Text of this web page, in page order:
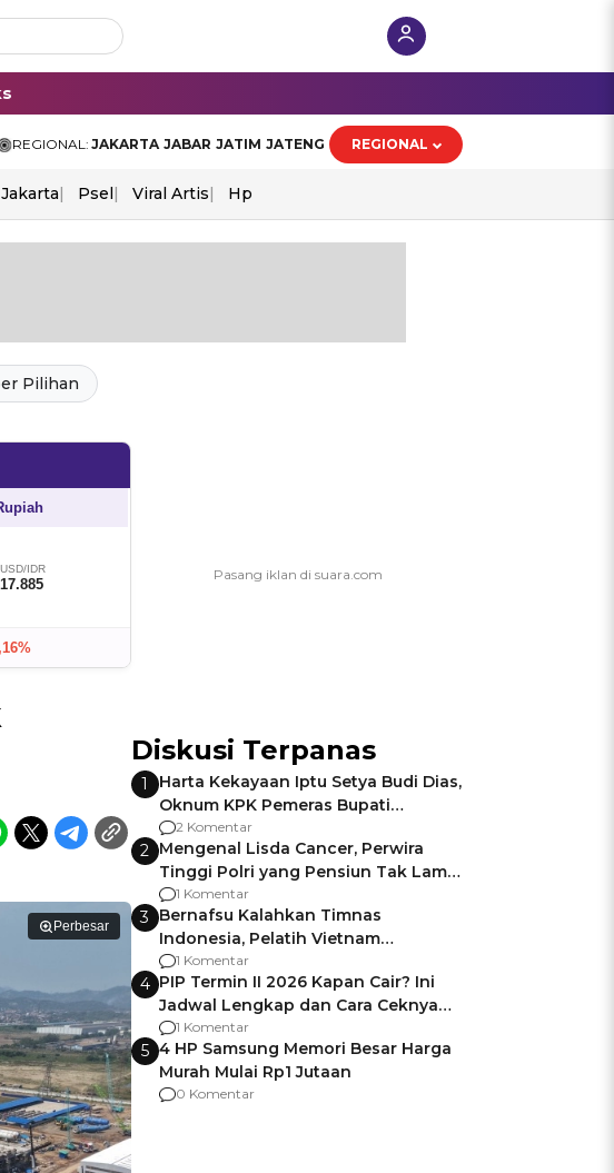
REGIONAL: JAKARTA JABAR JATIM JATENG REGIONAL
Jakarta Psel Viral Artis Hp
Pilihan
USD/IDR
17.885
Perbesar
Diskusi Terpanas
1
Harta Kekayaan Iptu Setya Budi Dias,
Oknum KPK Pemeras Bupati
Pemalang
2 Komentar
2 Mengenal Lisda Cancer, Perwira
Tinggi Polri yang Pensiun Tak Lama
Usai Jadi Brigjen
1 Komentar
3 Bernafsu Kalahkan Timnas
Indonesia, Pelatih Vietnam
Berencana Pakai Jimat di Pakansari
1 Komentar
4 PIP Termin II 2026 Kapan Cair? Ini
Jadwal Lengkap dan Cara Ceknya
agar Dana Tidak Hangus!
1 Komentar
5 4 HP Samsung Memori Besar Harga
Murah Mulai Rp1 Jutaan
0 Komentar